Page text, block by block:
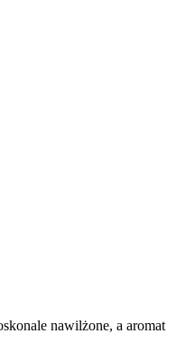
nawilżone, a aromat